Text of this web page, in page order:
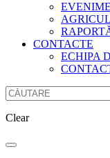
CONTACTE
ECHIPA
Clear